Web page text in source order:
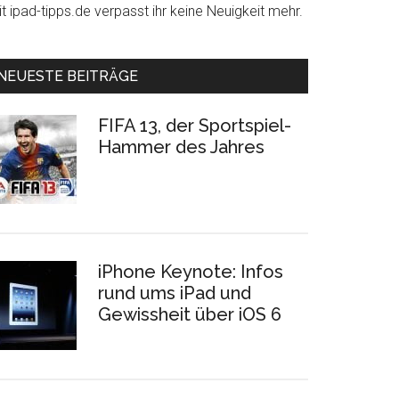
ipad-tipps.de verpasst ihr keine Neuigkeit mehr.
BEITRÄGE
FIFA 13, der Sportspiel-
Hammer des Jahres
iPhone Keynote: Infos
rund ums iPad und
Gewissheit über iOS 6